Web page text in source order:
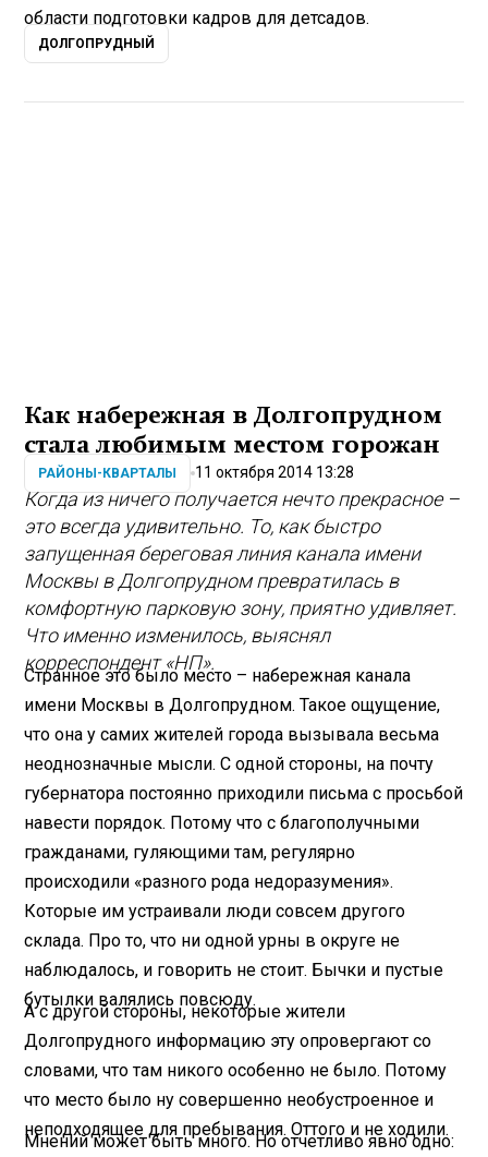
области подготовки кадров для детсадов.
ДОЛГОПРУДНЫЙ
Как набережная в Долгопрудном
стала любимым местом горожан
РАЙОНЫ-КВАРТАЛЫ 11 октября 2014 13:28
Когда из ничего получается нечто прекрасное –
это всегда удивительно. То, как быстро
запущенная береговая линия канала имени
Москвы в Долгопрудном превратилась в
комфортную парковую зону, приятно удивляет.
Что именно изменилось, выяснял
корреспондент «НП».
Странное это было место – набережная канала
имени Москвы в Долгопрудном. Такое ощущение,
что она у самих жителей города вызывала весьма
неоднозначные мысли. С одной стороны, на почту
губернатора постоянно приходили письма с просьбой
навести порядок. Потому что с благополучными
гражданами, гуляющими там, регулярно
происходили «разного рода недоразумения».
Которые им устраивали люди совсем другого
склада. Про то, что ни одной урны в округе не
наблюдалось, и говорить не стоит. Бычки и пустые
бутылки валялись повсюду.
А с другой стороны, некоторые жители
Долгопрудного информацию эту опровергают со
словами, что там никого особенно не было. Потому
что место было ну совершенно необустроенное и
неподходящее для пребывания. Оттого и не ходили.
Мнений может быть много. Но отчетливо явно одно: